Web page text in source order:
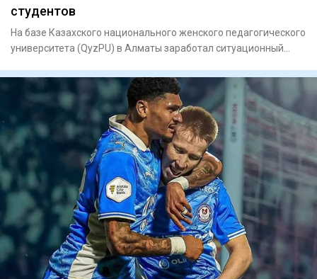
студентов
На базе Казахского национального женского педагогического
университета (QyzPU) в Алматы заработал ситуационный